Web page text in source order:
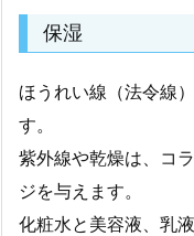
保湿
ほうれい線（法令線
す。
紫外線や乾燥は、コ
ジを与えます。
化粧水と美容液、乳